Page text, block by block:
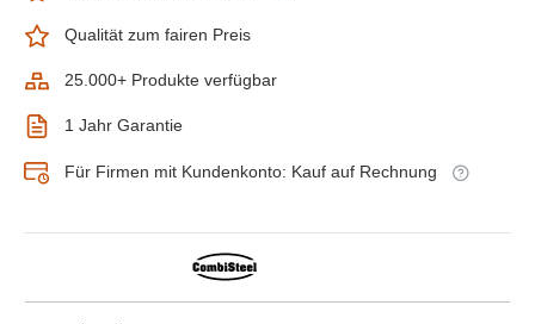
Qualität zum fairen Preis
25.000+ Produkte verfügbar
1 Jahr Garantie
Für Firmen mit Kundenkonto: Kauf auf Rechnung